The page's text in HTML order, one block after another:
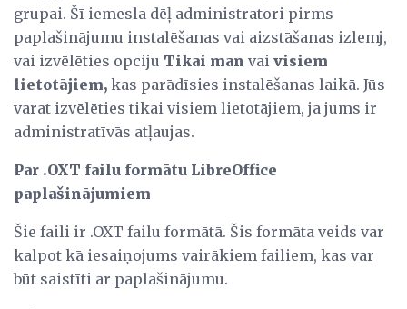
grupai. Šī iemesla dēļ administratori pirms
paplašinājumu instalēšanas vai aizstāšanas izlemj,
vai izvēlēties opciju Tikai man vai visiem
lietotājiem, kas parādīsies instalēšanas laikā. Jūs
varat izvēlēties tikai visiem lietotājiem, ja jums ir
administratīvās atļaujas.
Par .OXT failu formātu LibreOffice
paplašinājumiem
Šie faili ir .OXT failu formātā. Šis formāta veids var
kalpot kā iesaiņojums vairākiem failiem, kas var
būt saistīti ar paplašinājumu.